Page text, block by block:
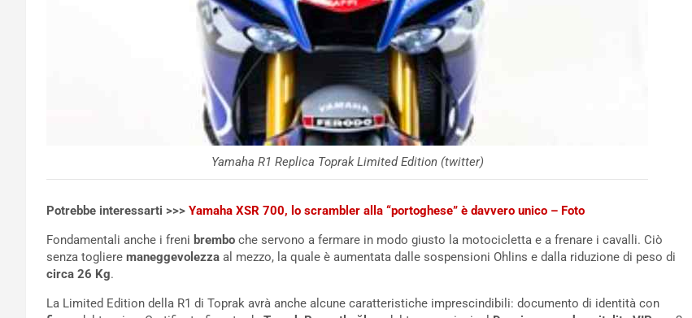
Yamaha R1 Replica Toprak Limited Edition (twitter)
Potrebbe interessarti >>> Yamaha XSR 700, lo scrambler alla “portoghese” è davvero unico – Foto
Fondamentali anche i freni brembo che servono a fermare in modo giusto la motocicletta e a frenare i cavalli. Ciò
senza togliere maneggevolezza al mezzo, la quale è aumentata dalle sospensioni Ohlins e dalla riduzione di peso di
circa 26 Kg.
La Limited Edition della R1 di Toprak avrà anche alcune caratteristiche imprescindibili: documento di identità con